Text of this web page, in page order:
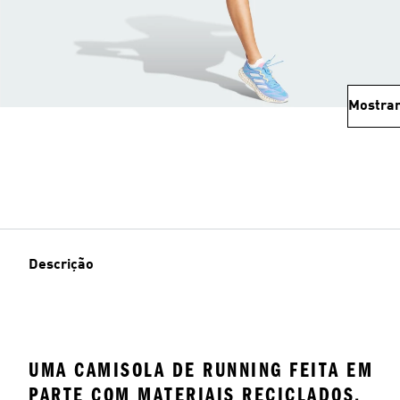
Descrição
UMA CAMISOLA DE RUNNING FEITA EM
PARTE COM MATERIAIS RECICLADOS.